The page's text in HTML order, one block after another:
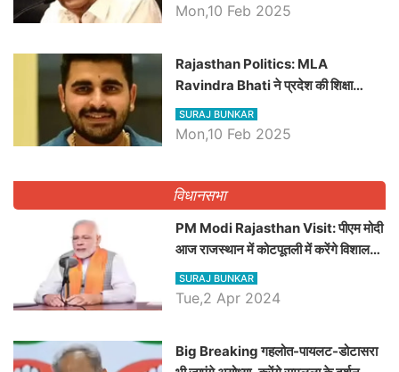
Mon,10 Feb 2025
Rajasthan Politics: MLA
Ravindra Bhati ने प्रदेश की शिक्षा
व्यवस्था पर उठाए सवाल, Madan
Dilawar पर हमला करते हुए गिनवाये खाली
SURAJ BUNKAR
Mon,10 Feb 2025
विधानसभा
PM Modi Rajasthan Visit: पीएम मोदी
आज राजस्थान में कोटपूतली में करेंगे विशाल
रैली, एक सभा से 8 सीटों पर साधेगें निशाना
SURAJ BUNKAR
Tue,2 Apr 2024
Big Breaking गहलोत-पायलट-डोटासरा